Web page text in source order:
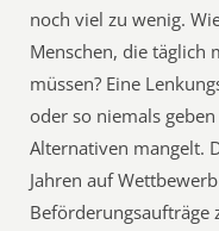
noch viel zu wenig.
Menschen, die täglich
müssen? Eine
oder so niemals
Alternativen mangelt.
Jahren auf
Beförderungsaufträge